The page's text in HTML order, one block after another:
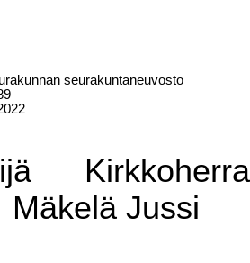
seurakuntaneuvosto
Mäkelä Jussi